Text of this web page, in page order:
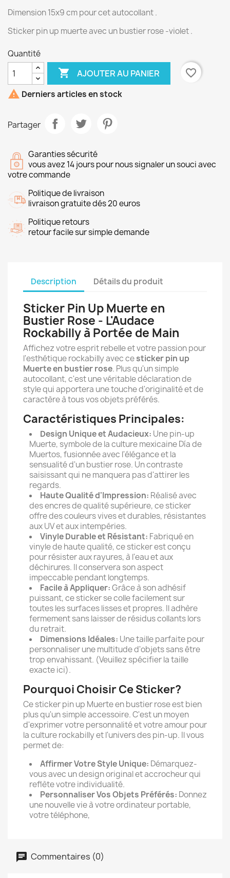
Dimension 15x9 cm pour cet autocollant .
Sticker pin up muerte avec un bustier rose -violet .
Quantité
 AJOUTER AU PANIER
favorite_border
 Derniers articles en stock
Partager
Garanties sécurité
vous avez 14 jours pour nous signaler un souci avec
votre commande
Politique de livraison
livraison gratuite dés 20 euros
Politique retours
retour facile sur simple demande
Description Détails du produit
Sticker Pin Up Muerte en
Bustier Rose - L'Audace
Rockabilly à Portée de Main
Affichez votre esprit rebelle et votre passion pour
l'esthétique rockabilly avec cesticker pin up
Muerte en bustier rose. Plus qu'un simple
autocollant, c'est une véritable déclaration de
style qui apportera une touche d'originalité et de
caractère à tous vos objets préférés.
Caractéristiques Principales:
Design Unique et Audacieux: Une pin-up
Muerte, symbole de la culture mexicaine Día de
Muertos, fusionnée avec l'élégance et la
sensualité d'un bustier rose. Un contraste
saisissant qui ne manquera pas d'attirer les
regards.
Haute Qualité d'Impression: Réalisé avec
des encres de qualité supérieure, ce sticker
offre des couleurs vives et durables, résistantes
aux UV et aux intempéries.
Vinyle Durable et Résistant: Fabriqué en
vinyle de haute qualité, ce sticker est conçu
pour résister aux rayures, à l'eau et aux
déchirures. Il conservera son aspect
impeccable pendant longtemps.
Facile à Appliquer:Grâce à son adhésif
puissant, ce sticker se colle facilement sur
toutes les surfaces lisses et propres. Il adhère
fermement sans laisser de résidus collants lors
du retrait.
Dimensions Idéales: Une taille parfaite pour
personnaliser une multitude d'objets sans être
trop envahissant. (Veuillez spécifier la taille
exacte ici).
Pourquoi Choisir Ce Sticker?
Ce sticker pin up Muerte en bustier rose est bien
plus qu'un simple accessoire. C'est un moyen
d'exprimer votre personnalité et votre amour pour
la culture rockabilly et l'univers des pin-up. Il vous
permet de:
Affirmer Votre Style Unique: Démarquez-
vous avec un design original et accrocheur qui
reflète votre individualité.
Personnaliser Vos Objets Préférés: Donnez
une nouvelle vie à votre ordinateur portable,
votre téléphone,
Commentaires (0)